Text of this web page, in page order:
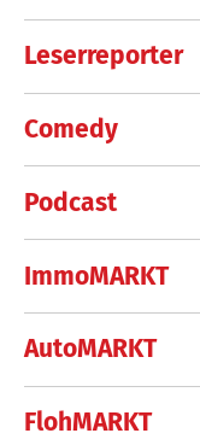
Leserreporter
Comedy
Podcast
ImmoMARKT
AutoMARKT
FlohMARKT